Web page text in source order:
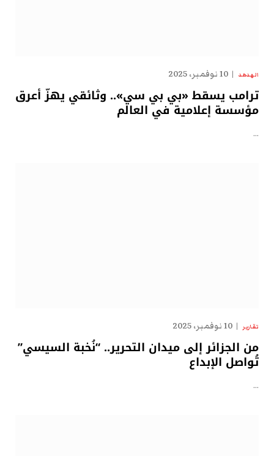
الهدهد 10 نوفمبر، 2025
ترامب يسقط «بي بي سي».. وثائقي يهزّ أعرق
مؤسسة إعلامية في العالم
…
تقارير 10 نوفمبر، 2025
من الجزائر إلى ميدان التحرير.. “نُخبة السيسي”
تُواصل الإبداع
…